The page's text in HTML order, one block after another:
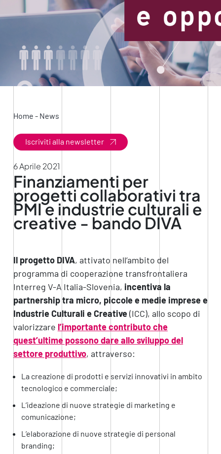
Home - News
Iscriviti alla newsletter
6 Aprile 2021
Finanziamenti per
progetti collaborativi tra
PMI e industrie culturali e
creative - bando DIVA
Il progetto DIVA, attivato nell’ambito del
programma di cooperazione transfrontaliera
Interreg V-A Italia-Slovenia, incentiva la
partnership tra micro, piccole e medie imprese e
Industrie Culturali e Creative(ICC), allo scopo di
valorizzare l’importante contributo che
quest’ultime possono dare allo sviluppo del
settore produttivo, attraverso:
La creazione di prodotti e servizi innovativi in ambito
tecnologico e commerciale;
L’ideazione di nuove strategie di marketing e
comunicazione;
L’elaborazione di nuove strategie di personal
branding;